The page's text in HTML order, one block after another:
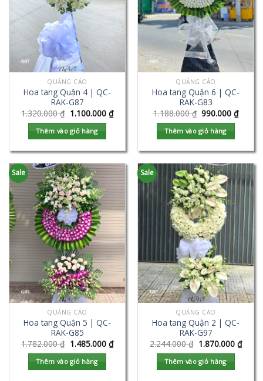
QUẢNG CÁO
Hoa tang Quận 4 | QC-
RAK-G87
1.320.000₫ 1.100.000 ₫
Thêm vào giỏ hàng
QUẢNG CÁO
Hoa tang Quận 6 | QC-
RAK-G83
1.188.000₫ 990.000₫
Thêm vào giỏ hàng
Sale
QUẢNG CÁO
Hoa tang Quận 5 | QC-
RAK-G85
1.782.000₫ 1.485.000 ₫
Thêm vào giỏ hàng
Sale
QUẢNG CÁO
Hoa tang Quận 2 | QC-
RAK-G97
2.244.000₫ 1.870.000 ₫
Thêm vào giỏ hàng